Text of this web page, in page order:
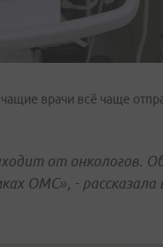
врачи всё чаще
от онкологов.
ОМС», - рассказала